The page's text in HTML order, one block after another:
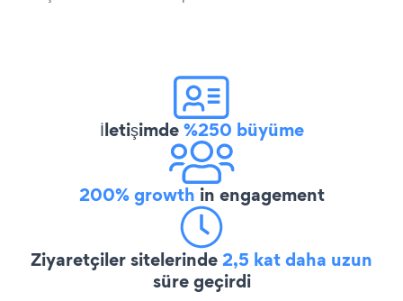
İletişimde%250 büyüme
200% growth in engagement
Ziyaretçiler sitelerinde2,5 kat daha uzun
süre geçirdi